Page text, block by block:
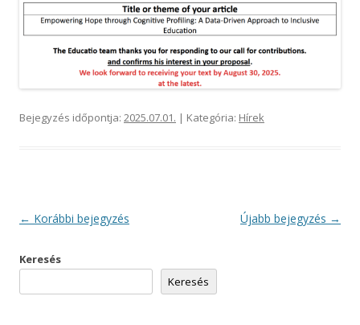
Bejegyzés időpontja: 2025.07.01. | Kategória: Hírek
Bejegyzés
← Korábbi bejegyzés Újabb bejegyzés →
Keresés
Keresés